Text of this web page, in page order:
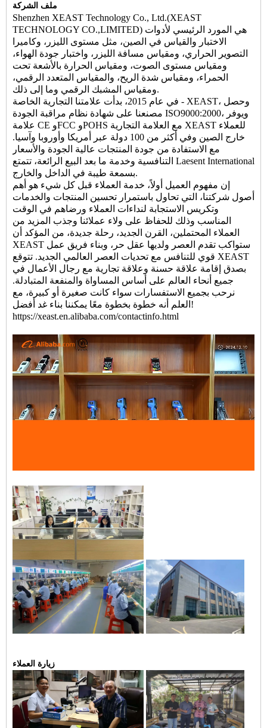
ملف الشركة
Shenzhen XEAST Technology Co., Ltd.(XEAST
TECHNOLOGY CO.,LIMITED) هي المورد الرئيسي لأدوات
الاختبار والقياس في الصين، مثل مستوى الليزر، وكاميرا
التصوير الحراري، ومقياس مسافة الليزر، واختبار جودة الهواء،
ومقياس مستوى الصوت، ومقياس الحرارة بالأشعة تحت
الحمراء، ومقياس شدة الريح، والمقياس المتعدد الرقمي،
ومقياس المشبك الرقمي وما إلى ذلك.
في عام 2015، بدأت علامتنا التجارية الخاصة - XEAST، وحصل
مصنعنا على شهادة نظام مراقبة الجودة ISO9000:2000، ويوفر
علامة CE وFCC وPOHS مع العلامة التجارية XEAST للعملاء
خارج الصين وفي أكثر من 100 دولة عبر أمريكا وأوروبا وآسيا.
مع الاستفادة من جودة المنتجات عالية الجودة والأسعار
التنافسية وخدمة ما بعد البيع الرائعة، تتمتع Laesent International
بسمعة طيبة في الداخل والخارج.
إن مفهوم العميل أولاً، خدمة العملاء قبل كل شيء هو أهم
أصول شركتنا، التي تحاول باستمرار تحسين المنتجات والخدمات
وتكريس الاستجابة لنداءات العملاء ورضاهم في الوقت
المناسب وذلك للحفاظ على ولاء عملائنا وجذب المزيد من
العملاء المحتملين، القرن الجديد، رحلة جديدة، من المؤكد أن
XEAST ستواكب تقدم العصر ولديها عقل حر، وبناء فريق عمل
قوي للتنافس مع تحديات العصر العالمي الجديد. تتوقع XEAST
بصدق إقامة علاقة حسنة وعلاقة تجارية مع رجال الأعمال في
جميع أنحاء العالم على أساس المساواة والمنفعة المتبادلة.
نرحب بجميع الاستفسارات سواء كانت صغيرة أو كبيرة، مع
العلم أنه خطوة بخطوة معًا يمكننا بناء غد أفضل!
https://xeast.en.alibaba.com/contactinfo.html
زيارة العملاء